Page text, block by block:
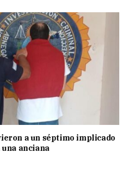
a un séptimo implicado
anciana